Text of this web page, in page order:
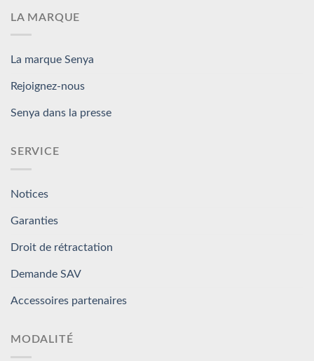
LA MARQUE
La marque Senya
Rejoignez-nous
Senya dans la presse
SERVICE
Notices
Garanties
Droit de rétractation
Demande SAV
Accessoires partenaires
MODALITÉ